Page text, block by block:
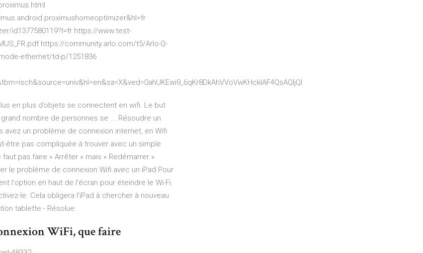
id1377580119?l=fr https://www.test-
https://community.arlo.com/t5/Arlo-Q-
ethernet/td-p/1251836
en plus d’objets se connectent en wifi. Le but
nombre de personnes se ... Résoudre un
un problème de connexion internet, en Wifi
être pas compliquée à trouver avec un simple
pas faire « Arrêter » mais « Redémarrer »
le problème de connexion Wifi avec un iPad Pour
l'option en haut de l'écran pour éteindre le Wi-Fi.
le. Cela obligera l'iPad à chercher à nouveau
tablette - Résolue
WiFi, que faire